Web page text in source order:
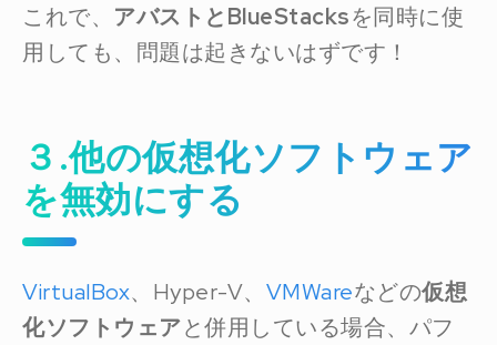
これで、 アバストとBlueStacksを同時に使
用しても、問題は起きないはずです！
３.他の仮想化ソフトウェア
を無効にする
VirtualBox、Hyper-V、 VMWareなどの仮想
化ソフトウェアと併用している場合、パフ